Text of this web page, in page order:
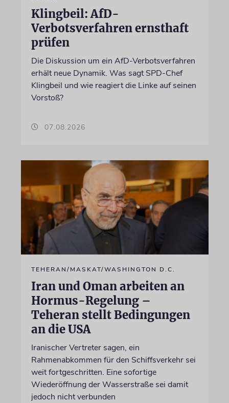
Klingbeil: AfD-
Verbotsverfahren ernsthaft
prüfen
Die Diskussion um ein AfD-Verbotsverfahren
erhält neue Dynamik. Was sagt SPD-Chef
Klingbeil und wie reagiert die Linke auf seinen
Vorstoß?
07.08.2026
TEHERAN/MASKAT/WASHINGTON D.C.
Iran und Oman arbeiten an
Hormus-Regelung –
Teheran stellt Bedingungen
an die USA
Iranischer Vertreter sagen, ein
Rahmenabkommen für den Schiffsverkehr sei
weit fortgeschritten. Eine sofortige
Wiederöffnung der Wasserstraße sei damit
jedoch nicht verbunden